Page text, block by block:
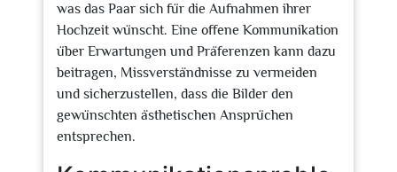
was das Paar sich für die Aufnahmen ihrer
Hochzeit wünscht. Eine offene Kommunikation
über Erwartungen und Präferenzen kann dazu
beitragen, Missverständnisse zu vermeiden
und sicherzustellen, dass die Bilder den
gewünschten ästhetischen Ansprüchen
entsprechen.